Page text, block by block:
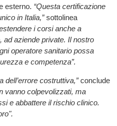
esterno. “Questa certificazione
in Italia,”sottolinea
i corsi anche a
ad aziende private. Il nostro
operatore sanitario possa
e competenza”.
dell’errore costruttiva,”conclude
vanno colpevolizzati, ma
e abbattere il rischio clinico.